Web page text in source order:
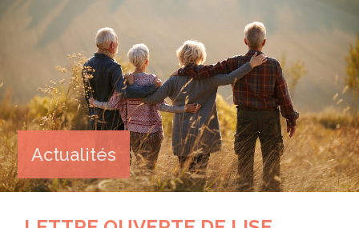
Actualités